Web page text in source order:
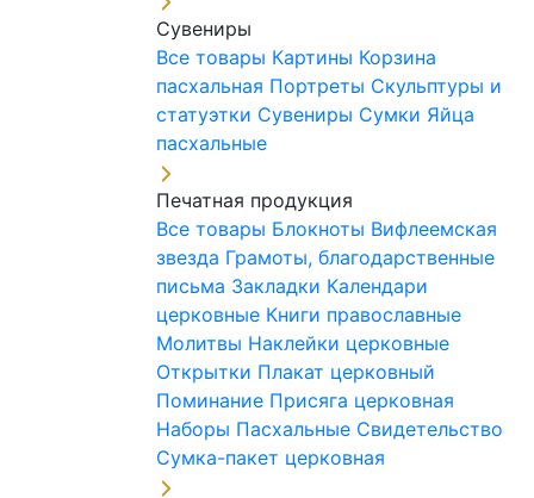
Сувениры
Все товары Картины Корзина
пасхальная Портреты Скульптуры и
статуэтки Сувениры Сумки Яйца
пасхальные
Печатная продукция
Все товары Блокноты Вифлеемская
звезда Грамоты, благодарственные
письма Закладки Календари
церковные Книги православные
Молитвы Наклейки церковные
Открытки Плакат церковный
Поминание Присяга церковная
Наборы Пасхальные Свидетельство
Сумка-пакет церковная